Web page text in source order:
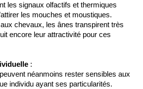
les signaux olfactifs et thermiques
les mouches et moustiques.
chevaux, les ânes transpirent très
encore leur attractivité pour ces
:
néanmoins rester sensibles aux
individu ayant ses particularités.